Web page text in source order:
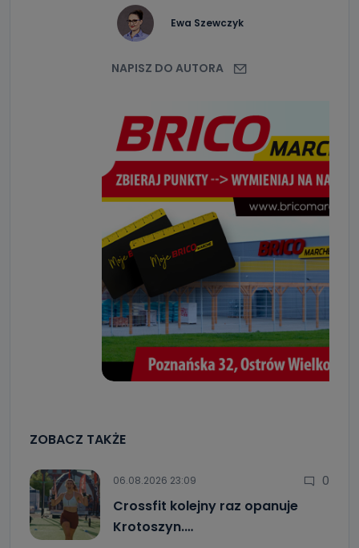
Ewa Szewczyk
NAPISZ DO AUTORA
ZOBACZ TAKŻE
06.08.2026 23:09 0
Crossfit kolejny raz opanuje
Krotoszyn.…